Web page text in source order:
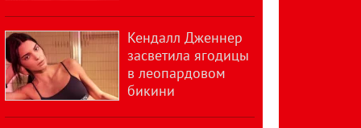
Кендалл Дженнер
засветила ягодицы
в леопардовом
бикини